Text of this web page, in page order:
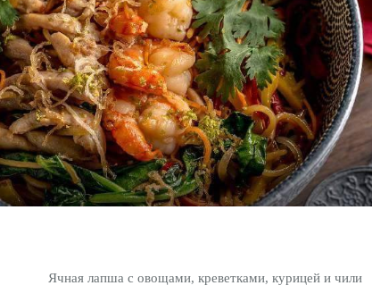
Ячная лапша с овощами, креветками, курицей и чили